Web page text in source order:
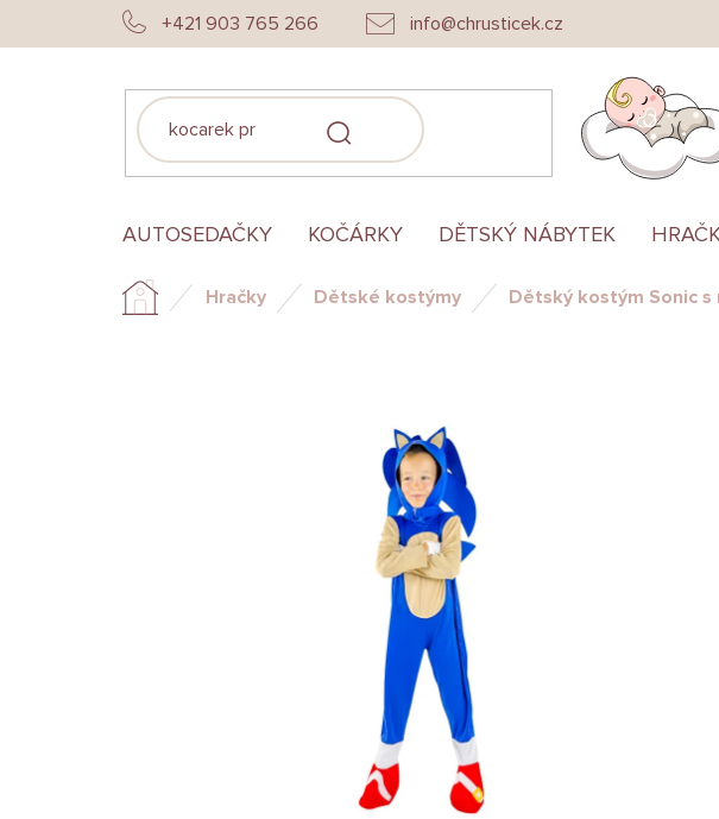
+421 903 765 266 info@chrusticek.cz
AUTOSEDAČKY KOČÁRKY DĚTSKÝ NÁBYTEK
DomůHračky Dětské kostýmy Dětský kostým Sonic s